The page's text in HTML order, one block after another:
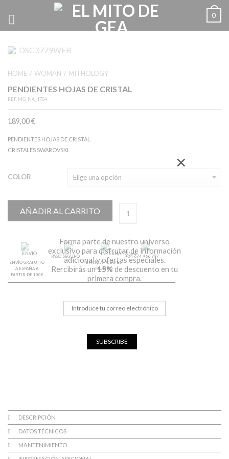
Forma parte de nuestro universo
exclusivo para disfrutar de información
adicional y ofertas especiales.
Rercibirás un15% de descuento en tu
primera compra.
SUBSCRIBE
×
0
HOME / WOMAN / MITHOLOGY
PENDIENTES HOJAS DE CRISTAL
REF. MG_NA_1704
189,00€
PENDIENTES HOJAS DE CRISTAL.
CRISTALES SWAROVSKI.
COLOR
AÑADIR AL CARRITO
ENVÍO GRATUITO
A ESPAÑA A
PARTIR DE 100€
PAGO SEGURO
ENVÍO A TODO EL
MUNDO
+34 674 966 997
DESCRIPCIÓN
DATOS TÉCNICOS
MANTENIMIENTO